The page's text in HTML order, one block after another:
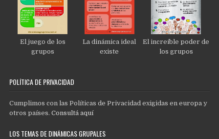
El juego de los
grupos
La dinámica ideal
existe
El increíble poder de
los grupos
POLÍTICA DE PRIVACIDAD
Cumplimos con las Políticas de Privacidad exigidas en europa y
otros países.Consultá aquí
LOS TEMAS DE DINÁMICAS GRUPALES